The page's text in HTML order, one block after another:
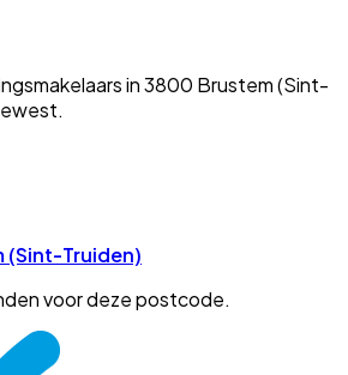
in 3800 Brustem (Sint-
(Sint-Truiden)
voor deze postcode.